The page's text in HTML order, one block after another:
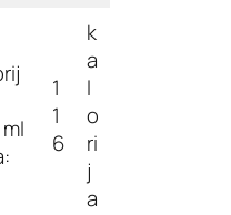
1
1
6
k
a
l
o
ri
j
a